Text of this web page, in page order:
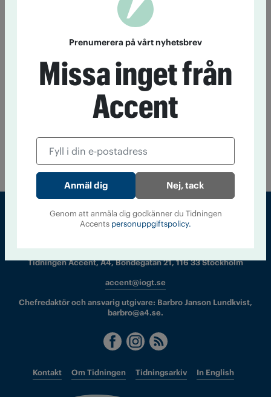
Stress, sena middagsmöten och mycket
minglande bidrar till att det dricks en hel del i
politikerkretsar. Ändå finns det ingen strategi i partierna för
att hjälpa den medarbetare som dricker för mycket. Kristina
alkoholriskbruk i politiken.
Politiker riskerar att dricka för
26 februari 2016Vad är ett riskbruk av alkohol i arbetslivet?
Det debatterade bland andra före detta finansborgarrådet
Kristina Axén-Olin under ett frukostmöte i riksdagen i går.
Tidningen Accent, A4, Bondegatan 21, 116 33 Stockholm
accent@iogt.se
Chefredaktör och ansvarig utgivare: Barbro Janson Lundkvist,
barbro@a4.se.
Kontakt Om Tidningen Tidningsarkiv In English
Prenumerera på vårt nyhetsbrev
Missa inget från
Accent
Nej, tack
Genom att anmäla dig godkänner du Tidningen
Accents personuppgiftspolicy.